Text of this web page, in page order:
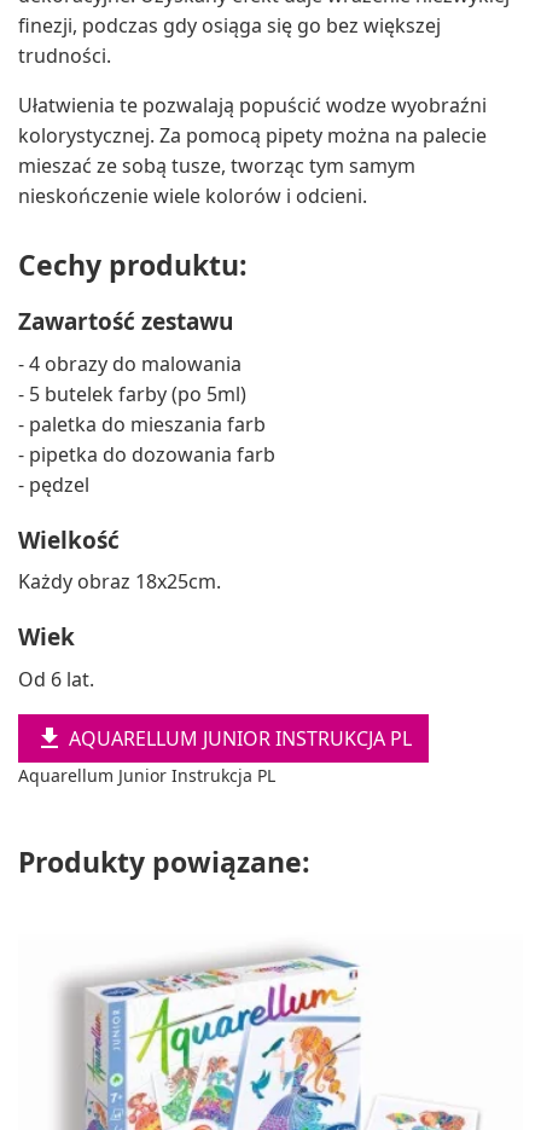
finezji, podczas gdy osiąga się go bez większej
trudności.
Ułatwienia te pozwalają popuścić wodze wyobraźni
kolorystycznej. Za pomocą pipety można na palecie
mieszać ze sobą tusze, tworząc tym samym
nieskończenie wiele kolorów i odcieni.
Cechy produktu:
Zawartość zestawu
- 4 obrazy do malowania
- 5 butelek farby (po 5ml)
- paletka do mieszania farb
- pipetka do dozowania farb
- pędzel
Wielkość
Każdy obraz 18x25cm.
Wiek
Od 6 lat.
 AQUARELLUM JUNIOR INSTRUKCJA PL
Aquarellum Junior Instrukcja PL
Produkty powiązane: